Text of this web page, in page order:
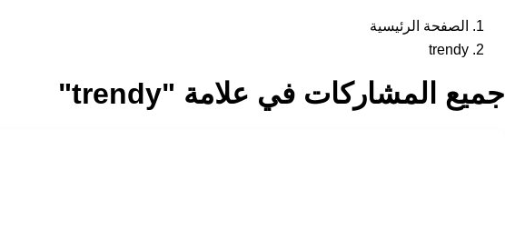
الصفحة الرئيسية
trendy
جميع المشاركات في علامة "trendy"